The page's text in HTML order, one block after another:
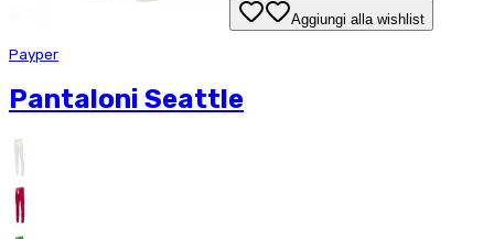
Aggiungi alla wishlist
Payper
Pantaloni Seattle